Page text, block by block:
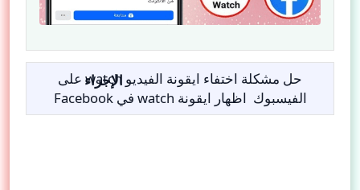
حل مشكلة اختفاء ايقونة الفيديو watch على
الفيسبوك اظهار ايقونة watch في Facebook